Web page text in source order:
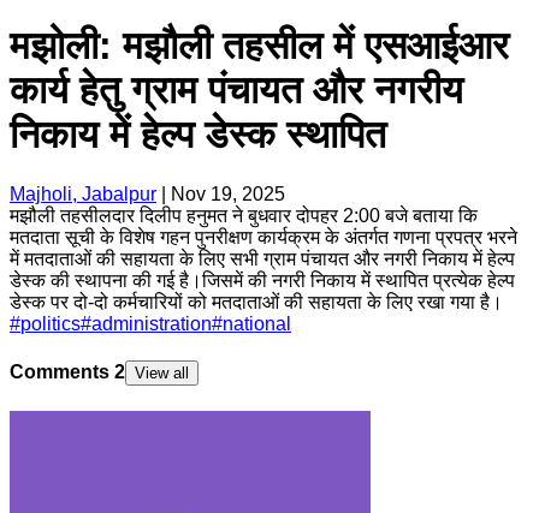
मझोली: मझौली तहसील में एसआईआर
कार्य हेतु ग्राम पंचायत और नगरीय
निकाय में हेल्प डेस्क स्थापित
Majholi, Jabalpur
Nov 19, 2025
मझौली तहसीलदार दिलीप हनुमत ने बुधवार दोपहर 2:00 बजे बताया कि
मतदाता सूची के विशेष गहन पुनरीक्षण कार्यक्रम के अंतर्गत गणना प्रपत्र भरने
में मतदाताओं की सहायता के लिए सभी ग्राम पंचायत और नगरी निकाय में हेल्प
डेस्क की स्थापना की गई है।जिसमें की नगरी निकाय में स्थापित प्रत्येक हेल्प
डेस्क पर दो-दो कर्मचारियों को मतदाताओं की सहायता के लिए रखा गया है।
#politics#administration#national
Comments 2 View all